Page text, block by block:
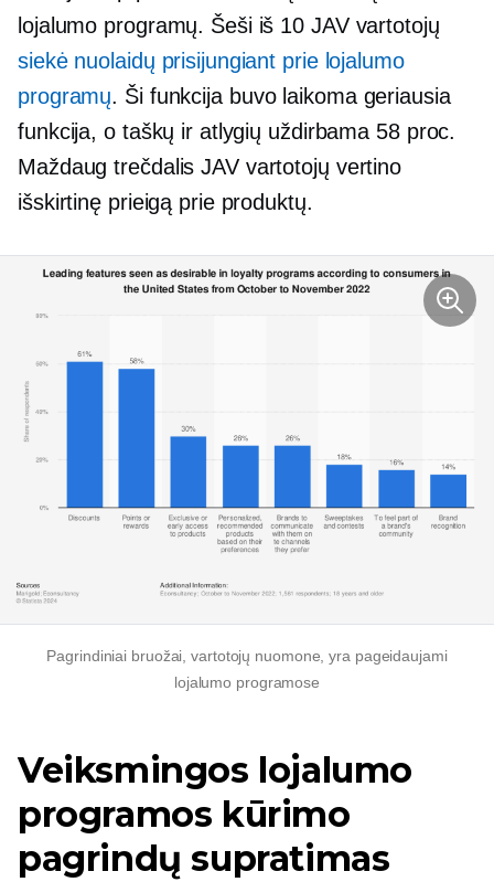
lojalumo programų. Šeši iš 10 JAV vartotojų
siekė nuolaidų prisijungiant prie lojalumo
programų. Ši funkcija buvo laikoma geriausia
funkcija, o taškų ir atlygių uždirbama 58 proc.
Maždaug trečdalis JAV vartotojų vertino
išskirtinę prieigą prie produktų.
Pagrindiniai bruožai, vartotojų nuomone, yra pageidaujami
lojalumo programose
Veiksmingos lojalumo
programos kūrimo
pagrindų supratimas